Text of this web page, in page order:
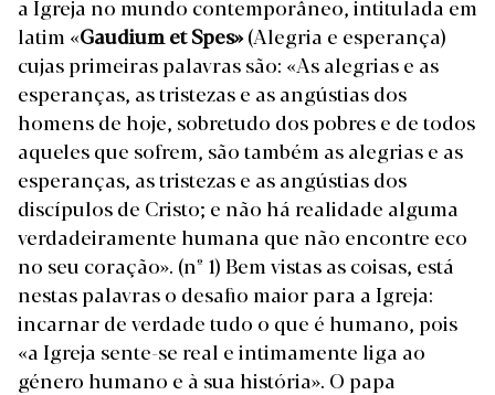
a Igreja no mundo contemporâneo, intitulada em
latim «Gaudium et Spes»(Alegria e esperança)
cujas primeiras palavras são: «As alegrias e as
esperanças, as tristezas e as angústias dos
homens de hoje, sobretudo dos pobres e de todos
aqueles que sofrem, são também as alegrias e as
esperanças, as tristezas e as angústias dos
discípulos de Cristo; e não há realidade alguma
verdadeiramente humana que não encontre eco
no seu coração». (nº 1) Bem vistas as coisas, está
nestas palavras o desafio maior para a Igreja:
incarnar de verdade tudo o que é humano, pois
«a Igreja sente-se real e intimamente liga ao
género humano e à sua história». O papa